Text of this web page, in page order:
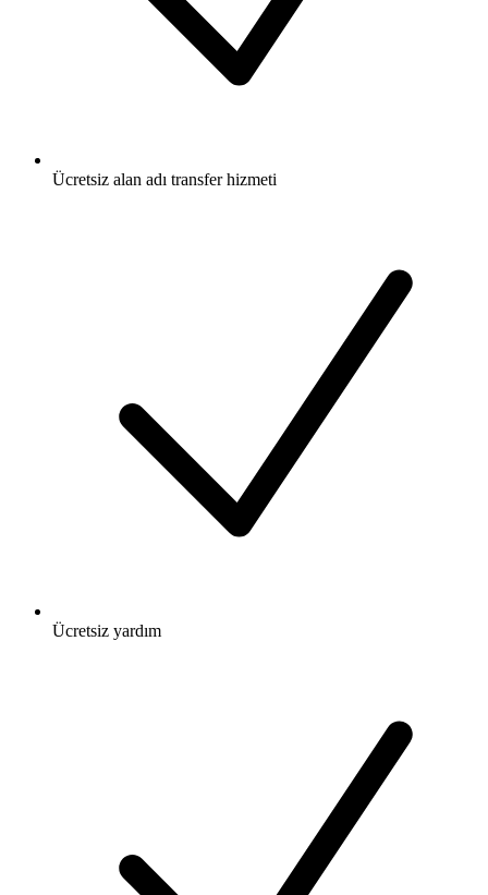
Ücretsiz alan adı transfer hizmeti
Ücretsiz yardım